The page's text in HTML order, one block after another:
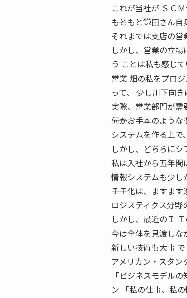
これが当社が ＳＣ
――もともと鎌田さん
それまでは支店の営
しかし、営業の立
う ことは私も感じて
営業 畑の私をプロ
って、 少し川下向き
実際、営業部門が需
――何かお手本のよう
システムを作る上で
しかし、どちらにシ
私は入社から五年間
情報システムも少し
――ＩＴ化は、ますま
ロジスティクス分野
しかし、最近のＩ
今は全体を見渡しな
新しい技術も大事
アメリカン・スタン
「ビジネスモデル
ン 「私の仕事、私